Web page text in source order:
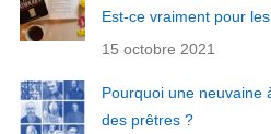
Est-ce vraiment pour
15 octobre 2021
Pourquoi une neuvaine
des prêtres ?